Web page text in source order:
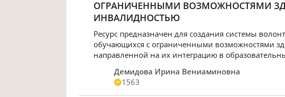
ОГРАНИЧЕННЫМИ ВОЗМОЖНОСТЯМИ
ИНВАЛИДНОСТЬЮ
Ресурс предназначен для создания системы
обучающихся с ограниченными возможностями
направленной на их интеграцию в
Демидова Ирина Вениаминовна
1563